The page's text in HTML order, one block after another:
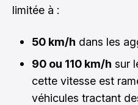
limitée à :
50 km/h dans les
90 ou 110 km/h sur
cette vitesse est
véhicules tractant